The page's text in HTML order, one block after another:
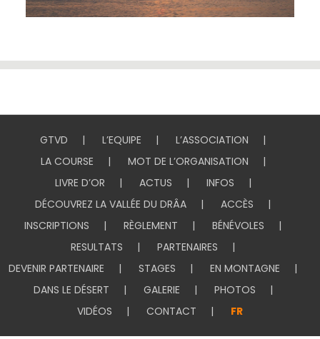
GTVD L’EQUIPE
L’ASSOCIATION
LA COURSE
MOT DE L’ORGANISATION
LIVRE D’OR
ACTUS
INFOS
DÉCOUVREZ LA VALLÉE DU DRÂA
ACCÈS
INSCRIPTIONS
RÈGLEMENT
BÉNÉVOLES
RESULTATS
PARTENAIRES
DEVENIR PARTENAIRE
STAGES
EN MONTAGNE
DANS LE DÉSERT
GALERIE
PHOTOS
VIDÉOS
CONTACT FR